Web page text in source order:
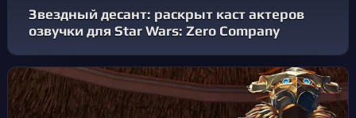
Звездный десант: раскрыт каст актеров
озвучки для Star Wars: Zero Company